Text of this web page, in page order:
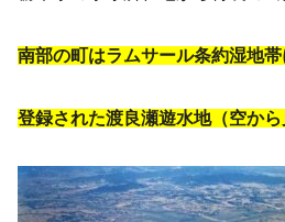
南部の町はラムサール条約湿地帯
登録された渡良瀬遊水地（空か